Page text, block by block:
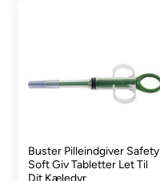
Buster Pilleindgiver Safety
Soft Giv Tabletter Let Til